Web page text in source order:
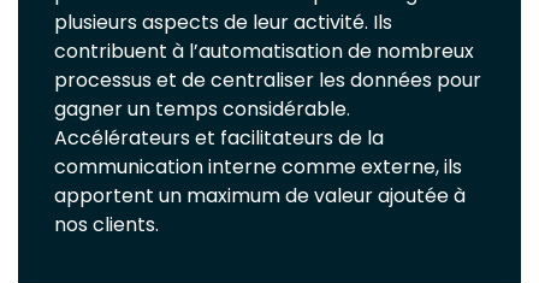
plusieurs aspects de leur activité. Ils
contribuent à l’automatisation de nombreux
processus et de centraliser les données pour
gagner un temps considérable.
Accélérateurs et facilitateurs de la
communication interne comme externe, ils
apportent un maximum de valeur ajoutée à
nos clients.